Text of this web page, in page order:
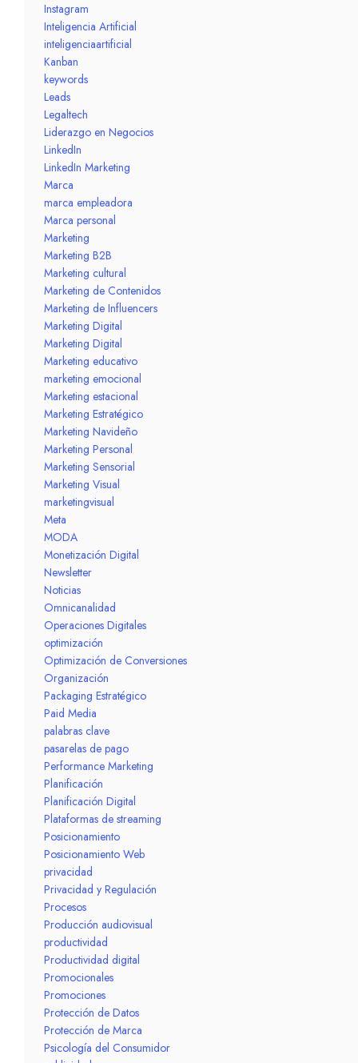
Instagram
Inteligencia Artificial
inteligenciaartificial
Kanban
keywords
Leads
Legaltech
Liderazgo en Negocios
LinkedIn
LinkedIn Marketing
Marca
marca empleadora
Marca personal
Marketing
Marketing B2B
Marketing cultural
Marketing de Contenidos
Marketing de Influencers
Marketing Digital
Marketing Digital
Marketing educativo
marketing emocional
Marketing estacional
Marketing Estratégico
Marketing Navideño
Marketing Personal
Marketing Sensorial
Marketing Visual
marketingvisual
Meta
MODA
Monetización Digital
Newsletter
Noticias
Omnicanalidad
Operaciones Digitales
optimización
Optimización de Conversiones
Organización
Packaging Estratégico
Paid Media
palabras clave
pasarelas de pago
Performance Marketing
Planificación
Planificación Digital
Plataformas de streaming
Posicionamiento
Posicionamiento Web
privacidad
Privacidad y Regulación
Procesos
Producción audiovisual
productividad
Productividad digital
Promocionales
Promociones
Protección de Datos
Protección de Marca
Psicología del Consumidor